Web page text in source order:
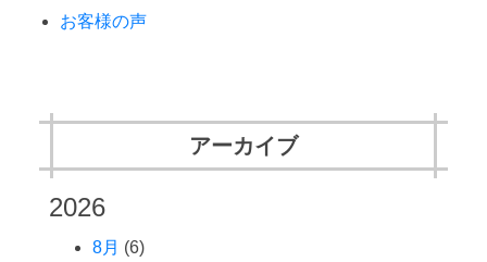
お客様の声
アーカイブ
2026
8月 (6)